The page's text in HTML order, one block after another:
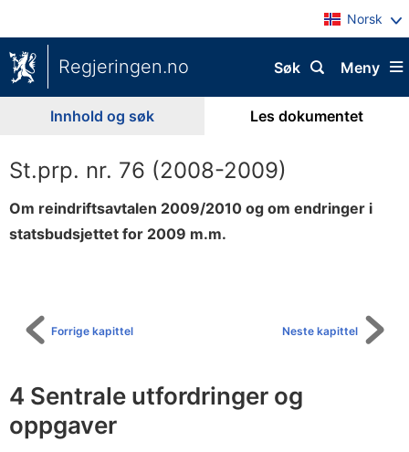
Norsk
Regjeringen.no Meny
Søk
Innhold og søk Les dokumentet
St.prp. nr. 76 (2008-2009)
Om reindriftsavtalen 2009/2010 og om endringer i
statsbudsjettet for 2009 m.m.
Neste kapittel
Forrige kapittel
4 Sentrale utfordringer og
oppgaver